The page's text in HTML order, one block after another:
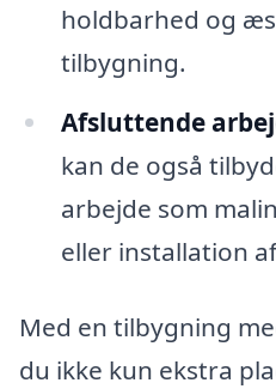
holdbarhed og
tilbygning.
Afsluttende
kan de også
arbejde som
eller installation
Med en tilbygning
du ikke kun ekstra